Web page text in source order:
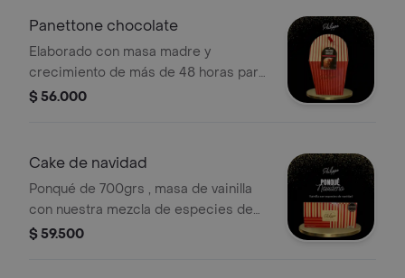
presentación por 550grs
Panettone chocolate
Elaborado con masa madre y
crecimiento de más de 48 horas para
una masa suave y esponjosa, chips de
$ 56.000
Cake de navidad
Ponqué de 700grs , masa de vainilla
con nuestra mezcla de especies de
navidad, canela, anis, nuez moscada,
$ 59.500